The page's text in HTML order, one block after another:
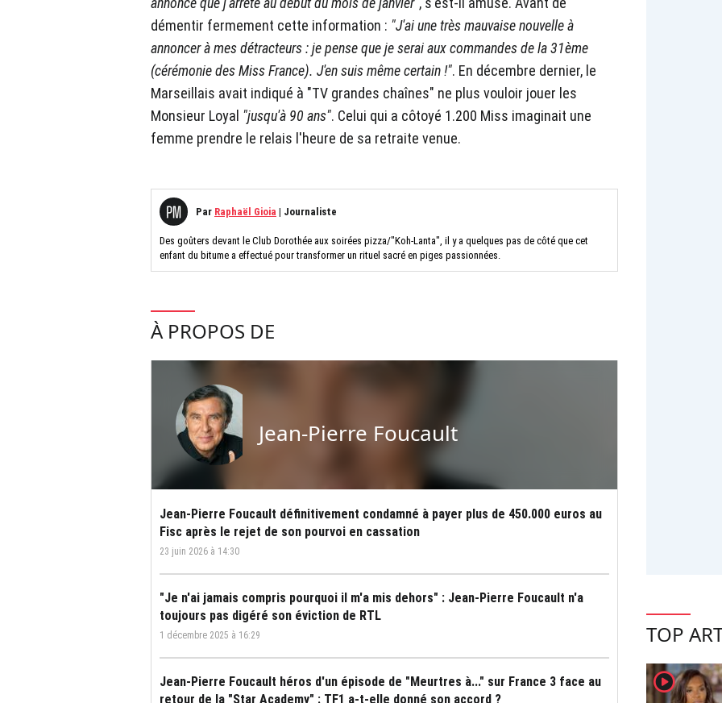
démentir fermement cette information : "J'ai une très mauvaise nouvelle à
annoncer à mes détracteurs : je pense que je serai aux commandes de la 31ème
(cérémonie des Miss France). J'en suis même certain !". En décembre dernier, le
Marseillais avait indiqué à "TV grandes chaînes" ne plus vouloir jouer les
Monsieur Loyal "jusqu'à 90 ans". Celui qui a côtoyé 1.200 Miss imaginait une
femme prendre le relais l'heure de sa retraite venue.
Par Raphaël Gioia | Journaliste
Des goûters devant le Club Dorothée aux soirées pizza/"Koh-Lanta", il y a quelques pas de côté que cet
enfant du bitume a effectué pour transformer un rituel sacré en piges passionnées.
À PROPOS DE
Jean-Pierre Foucault
Jean-Pierre Foucault définitivement condamné à payer plus de 450.000 euros au
Fisc après le rejet de son pourvoi en cassation
23 juin 2026 à 14:30
"Je n'ai jamais compris pourquoi il m'a mis dehors" : Jean-Pierre Foucault n'a
toujours pas digéré son éviction de RTL
1 décembre 2025 à 16:29
Jean-Pierre Foucault héros d'un épisode de "Meurtres à..." sur France 3 face au
retour de la "Star Academy" : TF1 a-t-elle donné son accord ?
TOP
player2